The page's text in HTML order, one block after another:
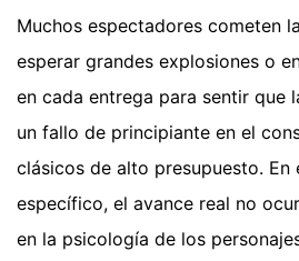
Muchos espectadores cometen
esperar grandes explosiones o
en cada entrega para sentir que
un fallo de principiante en el
clásicos de alto presupuesto. En
específico, el avance real no
en la psicología de los